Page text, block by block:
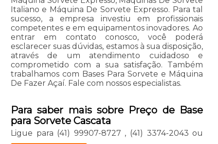
Italiano e Máquina De Sorvete Expresso. Para tal
sucesso, a empresa investiu em profissionais
competentes e em equipamentos inovadores. Ao
entrar em contato conosco, você poderá
esclarecer suas dúvidas, estamos à sua disposição,
através de um atendimento cuidadoso e
comprometido com a sua satisfação. Também
trabalhamos com Bases Para Sorvete e Máquina
De Fazer Açaí. Fale com nossos especialistas.
Para saber mais sobre Preço de Base
para Sorvete Cascata
Ligue para (41) 99907-8727 , (41) 3374-2043 ou